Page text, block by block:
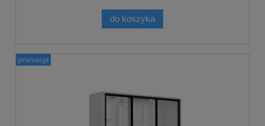
do koszyka
promocja